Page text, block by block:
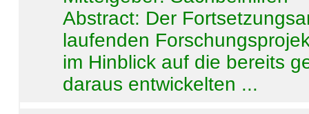
Abstract: Der
laufenden
im Hinblick auf die bereits
daraus entwickelten ...